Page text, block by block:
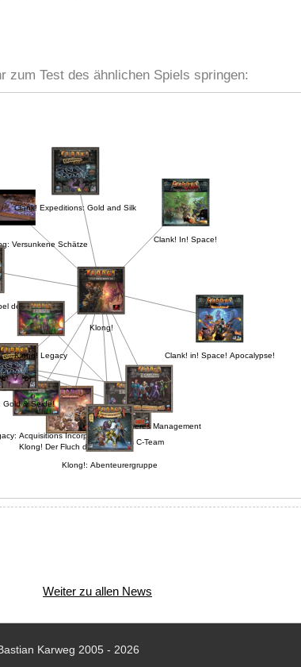
zum Test des ähnlichen Spiels springen:
Klong!
Clank! In! Space!
Versunkene Schätze
Klong! Der Fluch der Mumie
Clank! Expeditions: Gold and Silk
Clank! in! Space! Apocalypse!
Acquisitions Incorporated
Gold & Seide!
der Affenlords
Klong! Legacy
Klong!: Das C-Team
Klong! Oberes Management
Klong!: Abenteurergruppe
Weiter zu allen News
Karweg 2005 - 2026